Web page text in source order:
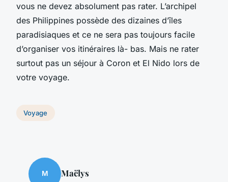
vous ne devez absolument pas rater. L’archipel
des Philippines possède des dizaines d’îles
paradisiaques et ce ne sera pas toujours facile
d’organiser vos itinéraires là- bas. Mais ne rater
surtout pas un séjour à Coron et El Nido lors de
votre voyage.
Voyage
M Maëlys